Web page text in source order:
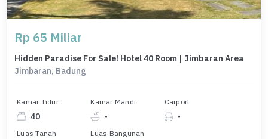
Rp 65 Miliar
Hidden Paradise For Sale! Hotel 40 Room | Jimbaran Area
Jimbaran, Badung
Kamar Tidur
40
Kamar Mandi
-
Carport
-
Luas Tanah Luas Bangunan